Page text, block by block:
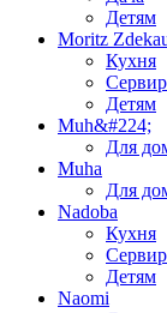
Детям
Moritz
Кухня
Детям
Muh&#224;
Для
Muha
Для
Nadoba
Кухня
Детям
Naomi